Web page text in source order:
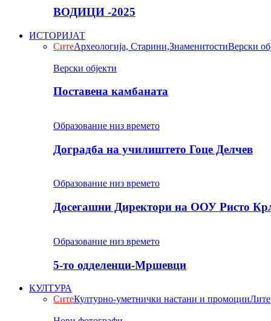
ВОДИЦИ -2025
ИСТОРИЈАТ
СитеАрхеологија, Старини,ЗнаменитостиВерски
Верски објекти
Поставена камбаната
Образование низ времето
Доградба на училиштето Гоце Делчев
Образование низ времето
Досегашни Директори на ООУ Ристо
Образование низ времето
5-то одделенци-Мршевци
КУЛТУРА
СитеКултурно-уметнички настани и промоции